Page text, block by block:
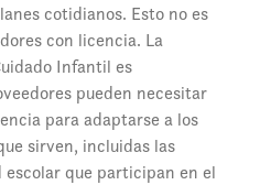
cotidianos. Esto no es
con licencia. La
Infantil es
pueden necesitar
para adaptarse a los
sirven, incluidas las
que participan en el